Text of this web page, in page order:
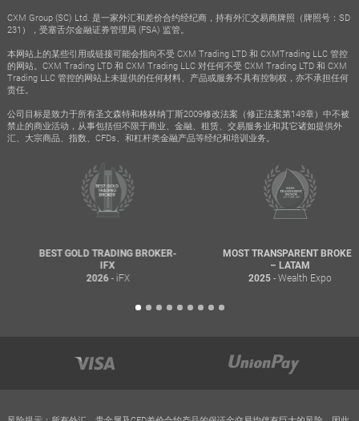
CXM Group (SC) Ltd. 是一家外汇和差价合约经纪商，持有外汇交易商牌照（牌照号：SD
231），受塞舌尔金融证券管理局 (FSA) 监管。
本网站上的某些引用或链接可能会指向不受 CXM Trading LTD 和 CXMTrading LLC 管控
的网站。CXM Trading LTD 和 CXM Trading LLC 对任何不受 CXM Trading LTD 和 CXM
Trading LLC 管控的网站上未提供的任何材料、产品或服务不具有控制权，亦不承担任何
责任。
公司目标是致力于所有圣文森特和格林纳丁斯2009修改法案（修正法案第149章）中不被
禁止的商业活动，从事包括但不限于商业、金融、租赁、交易服务业和其它诸如提供外
汇、大宗商品、指数、CFDs、和杠杆类金融产品等经纪和培训业务。
BEST GOLD TRADING BROKER-
2026- iFX
MOST TRANSPARENT BROKER
– LATAM
2025- Wealth Expo